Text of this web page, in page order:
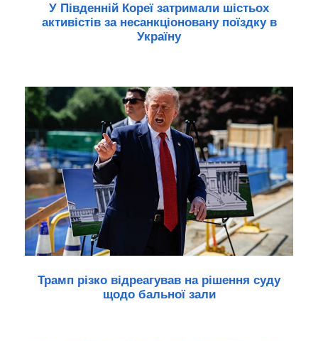
У Південній Кореї затримали шістьох
активістів за несанкціоновану поїздку в
Україну
Трамп різко відреагував на рішення суду
щодо бальної зали